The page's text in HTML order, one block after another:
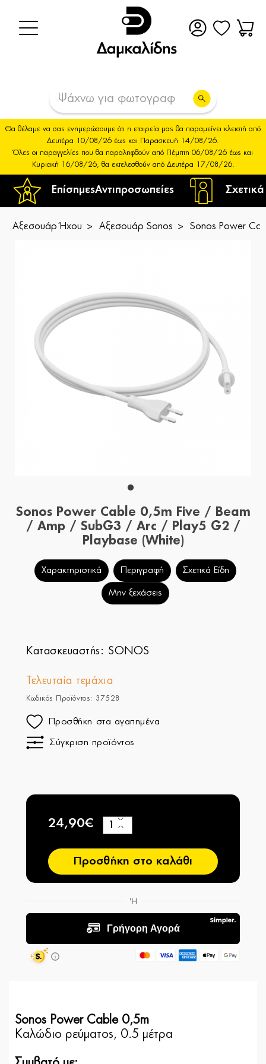
ΕπίσημεςΑντιπροσωπείες
Θα θέλαμε να σας ενημερώσουμε ότι η εταιρεία μας θα παραμείνει κλειστή από
Δευτέρα 10/08/26 έως και Παρασκευή 14/08/26.
Όλες οι παραγγελίες που θα παραληφθούν από Πέμπτη 06/08/26 έως και
Κυριακή 16/08/26, θα εκτελεσθούν από Δευτέρα 17/08/26.
Αξεσουάρ Ήχου Αξεσουάρ Sonos Sonos Power
Sonos Power Cable 0,5m Five / Beam
/ Amp / SubG3 / Arc / Play5 G2 /
Playbase (White)
Χαρακτηριστικά Περιγραφή Σχετικά Είδη
Μην ξεχάσεις
Κατασκευαστής: SONOS
Τελευταία τεμάχια
Κωδικός Προϊόντος: 37528
Προσθήκη στα αγαπημένα
Σύγκριση προϊόντος
24,90€
−
+
Προσθήκη στο καλάθι
Sonos Power Cable 0,5m
Καλώδιο ρεύματος, 0.5 μέτρα